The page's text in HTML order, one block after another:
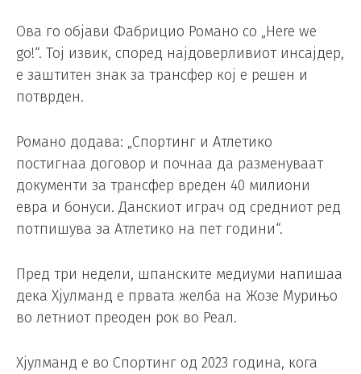
Ова го објави Фабрицио Романо со „Here we
go!“. Тој извик, според најдоверливиот инсајдер,
е заштитен знак за трансфер кој е решен и
потврден.
Романо додава: „Спортинг и Атлетико
постигнаа договор и почнаа да разменуваат
документи за трансфер вреден 40 милиони
евра и бонуси. Данскиот играч од средниот ред
потпишува за Атлетико на пет години“.
Пред три недели, шпанските медиуми напишаа
дека Хјулманд е првата желба на Жозе Мурињо
во летниот преоден рок во Реал.
Хјулманд е во Спортинг од 2023 година, кога